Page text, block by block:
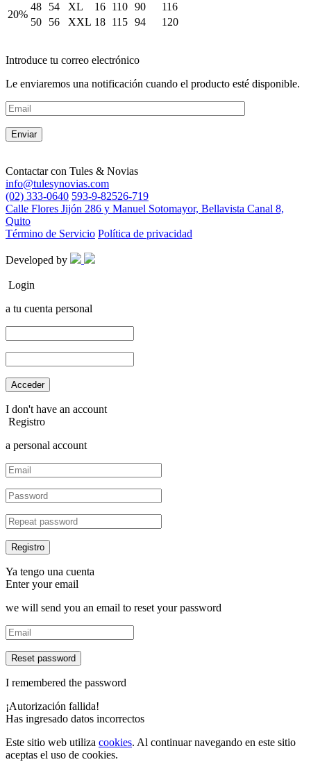
20%
48 54 XL 16 110 90
116
50
56 XXL 18 115 94 120
Introduce tu correo electrónico
Le enviaremos una notificación cuando el producto esté disponible.
Contactar con Tules & Novias
info@tulesynovias.com
(02) 333-0640 593-9-82526-719
Calle Flores Jijón 286 y Manuel Sotomayor, Bellavista Canal 8,
Quito
Término de Servicio Política de privacidad
Developed by
Login
a tu cuenta personal
I don't have an account
Registro
a personal account
Ya tengo una cuenta
Enter your email
we will send you an email to reset your password
Reset password
I remembered the password
¡Autorización fallida!
Has ingresado datos incorrectos
Este sitio web utiliza cookies. Al continuar navegando en este sitio
aceptas el uso de cookies.